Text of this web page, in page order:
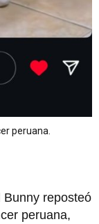
peruana.
Bunny reposteó
peruana,